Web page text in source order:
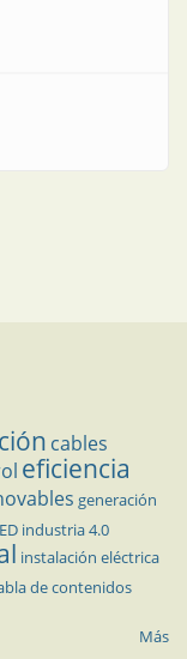
cables
eficiencia
generación
industria 4.0
instalación eléctrica
de contenidos
Más